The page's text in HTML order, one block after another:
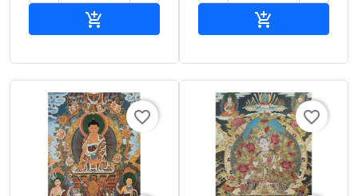
 
favorite_border favorite_border